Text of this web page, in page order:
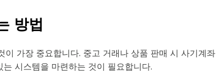
방법
가장 중요합니다. 중고 거래나 상품 판매 시 사기계좌
시스템을 마련하는 것이 필요합니다.